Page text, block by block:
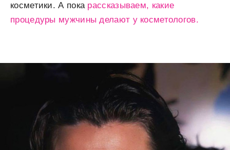
косметики. А покарассказываем, какие
процедуры мужчины делают у косметологов.